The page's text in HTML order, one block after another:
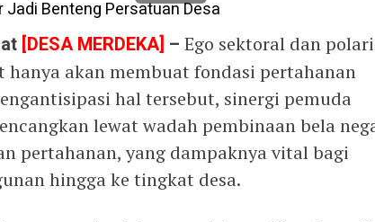
[DESA MERDEKA] – Ego sektoral dan
akan membuat fondasi pertahanan
hal tersebut, sinergi pemuda
lewat wadah pembinaan bela
pertahanan, yang dampaknya vital bagi
hingga ke tingkat desa.